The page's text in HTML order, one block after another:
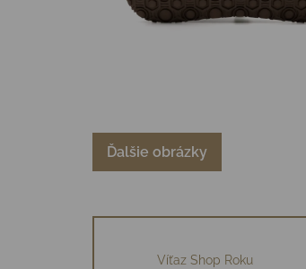
Ďalšie obrázky
Víťaz Shop Roku